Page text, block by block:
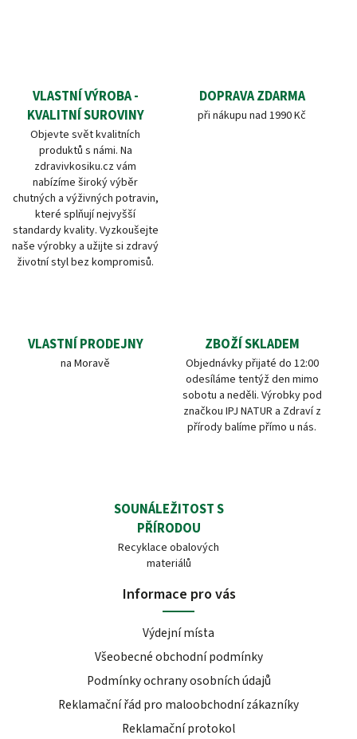
VLASTNÍ VÝROBA -
KVALITNÍ SUROVINY
Objevte svět kvalitních
produktů s námi. Na
zdravivkosiku.cz vám
nabízíme široký výběr
chutných a výživných potravin,
které splňují nejvyšší
standardy kvality. Vyzkoušejte
naše výrobky a užijte si zdravý
životní styl bez kompromisů.
DOPRAVA ZDARMA
při nákupu nad 1990 Kč
VLASTNÍ PRODEJNY
na Moravě
ZBOŽÍ SKLADEM
Objednávky přijaté do 12:00
odesíláme tentýž den mimo
sobotu a neděli. Výrobky pod
značkou IPJ NATUR a Zdraví z
přírody balíme přímo u nás.
SOUNÁLEŽITOST S
PŘÍRODOU
Recyklace obalových
materiálů
Informace pro vás
Výdejní místa
Všeobecné obchodní podmínky
Podmínky ochrany osobních údajů
Reklamační řád pro maloobchodní zákazníky
Reklamační protokol